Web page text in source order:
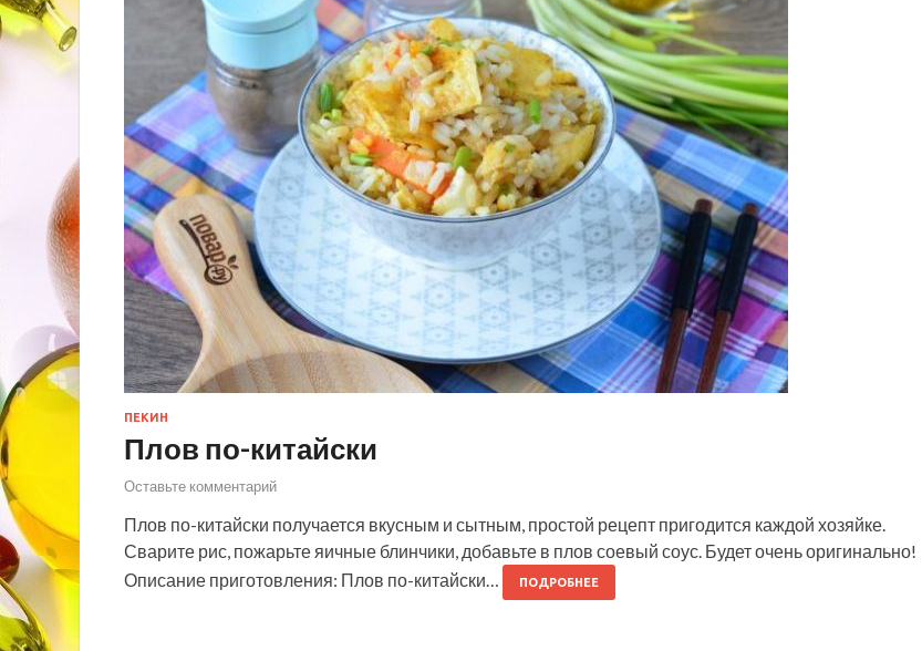
ПЕКИН
Плов по-китайски
Оставьте комментарий
Плов по-китайски получается вкусным и сытным, простой рецепт пригодится каждой хозяйке.
Сварите рис, пожарьте яичные блинчики, добавьте в плов соевый соус. Будет очень оригинально!
Описание приготовления: Плов по-китайски…
ПОДРОБНЕЕ